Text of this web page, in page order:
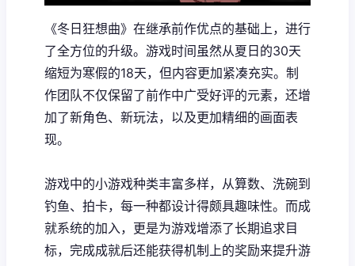
《冬日狂想曲》在继承前作优点的基础上，进行
了全方位的升级。游戏时间虽然从夏日的30天
缩短为寒假的18天，但内容更加紧凑充实。制
作团队不仅保留了前作中广受好评的元素，还增
加了​​新角色、新玩法​​，以及更加精细的画面表
现。
游戏中的小游戏种类丰富多样，从算数、洗碗到
钓鱼、拍卡，每一种都设计得颇具趣味性。而​​成
就系统的加入​​，更是为游戏增添了长期追求目
标，完成成就后还能获得机制上的奖励来提升游